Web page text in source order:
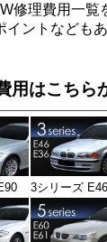
修理費用一覧
イントなども
用はこちら
3シリーズ E46